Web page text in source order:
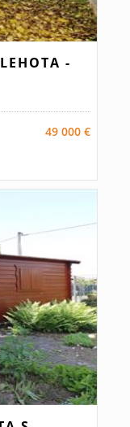
-
49 000 €